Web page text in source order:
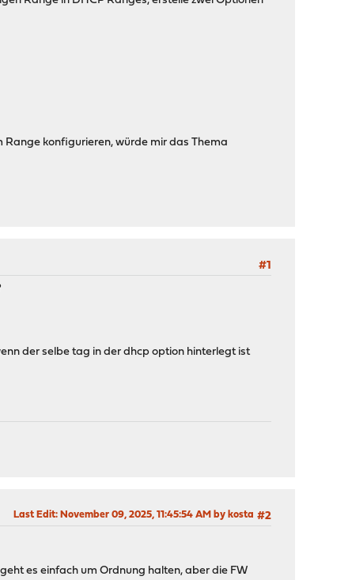
Range konfigurieren, würde mir das Thema
#1
der selbe tag in der dhcp option hinterlegt ist
#2
Last Edit: November 09, 2025, 11:45:54 AM by kosta
es einfach um Ordnung halten, aber die FW